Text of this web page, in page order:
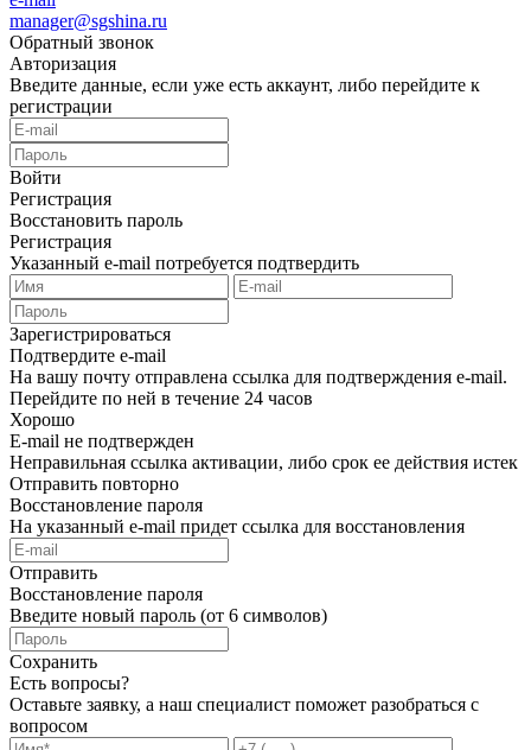
manager@sgshina.ru
Обратный звонок
Авторизация
Введите данные, если уже есть аккаунт, либо перейдите к
регистрации
Войти
Регистрация
Восстановить пароль
Регистрация
Указанный e-mail потребуется подтвердить
Зарегистрироваться
Подтвердите e-mail
На вашу почту отправлена ссылка для подтверждения e-mail.
Перейдите по ней в течение 24 часов
Хорошо
E-mail не подтвержден
Неправильная ссылка активации, либо срок ее действия истек
Отправить повторно
Восстановление пароля
На указанный e-mail придет ссылка для восстановления
Отправить
Восстановление пароля
Введите новый пароль (от 6 символов)
Сохранить
Есть вопросы?
Оставьте заявку, а наш специалист поможет разобраться с
вопросом